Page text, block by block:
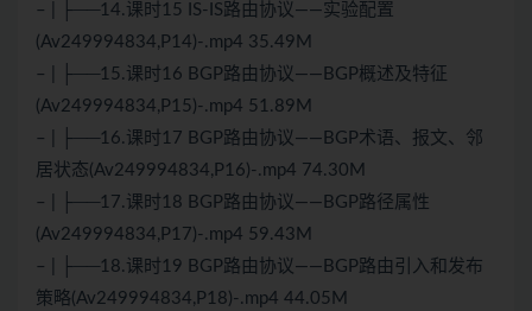
– | ├──14.课时15 IS-IS路由协议——实验配置
(Av249994834,P14)-.mp4 35.49M
– | ├──15.课时16 BGP路由协议——BGP概述及特征
(Av249994834,P15)-.mp4 51.89M
– | ├──16.课时17 BGP路由协议——BGP术语、报文、邻
居状态(Av249994834,P16)-.mp4 74.30M
– | ├──17.课时18 BGP路由协议——BGP路径属性
(Av249994834,P17)-.mp4 59.43M
– | ├──18.课时19 BGP路由协议——BGP路由引入和发布
策略(Av249994834,P18)-.mp4 44.05M